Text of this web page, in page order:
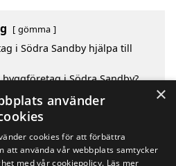
gömma
i Södra Sandby hjälpa till
i Södra Sandby?
byggföretag i Södra Sandby
i de omgivande
×
använder
cookies för att förbättra
att använda vår webbplats samtycker
med vår cookiepolicy. Läs mer